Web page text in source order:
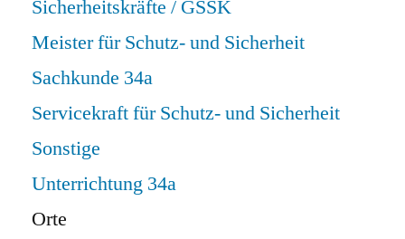
Sicherheitskräfte / GSSK
Meister für Schutz- und Sicherheit
Sachkunde 34a
Servicekraft für Schutz- und Sicherheit
Sonstige
Unterrichtung 34a
Orte